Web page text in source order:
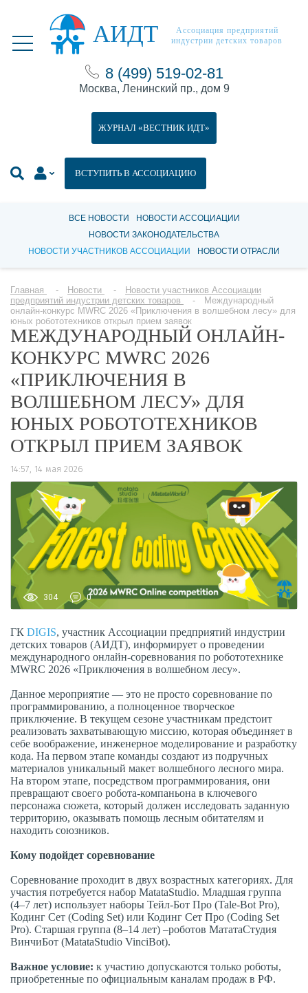
АИДТ
Ассоциация предприятий
индустрии детских товаров
8 (499) 519-02-81
Москва, Ленинский пр., дом 9
ВСТУПИТЬ В АССОЦИАЦИЮ
ЖУРНАЛ «ВЕСТНИК ИДТ»
ВСЕ НОВОСТИ
НОВОСТИ АССОЦИАЦИИ
НОВОСТИ ЗАКОНОДАТЕЛЬСТВА
НОВОСТИ УЧАСТНИКОВ АССОЦИАЦИИ
НОВОСТИ ОТРАСЛИ
Главная Новости
Новости участников Ассоциации
предприятий индустрии детских товаров
Международный
онлайн-конкурс MWRC 2026 «Приключения в волшебном лесу» для
юных робототехников открыл прием заявок
МЕЖДУНАРОДНЫЙ ОНЛАЙН-
КОНКУРС MWRC 2026
«ПРИКЛЮЧЕНИЯ В
ВОЛШЕБНОМ ЛЕСУ» ДЛЯ
ЮНЫХ РОБОТОТЕХНИКОВ
ОТКРЫЛ ПРИЕМ ЗАЯВОК
14:57, 14 мая 2026
304 0
ГК DIGIS, участник Ассоциации предприятий индустрии
детских товаров (АИДТ), информирует о проведении
международного онлайн-соревнования по робототехнике
MWRC 2026 «Приключения в волшебном лесу».
Данное мероприятие — это не просто соревнование по
программированию, а полноценное творческое
приключение. В текущем сезоне участникам предстоит
реализовать захватывающую миссию, которая объединяет в
себе воображение, инженерное моделирование и разработку
кода. На первом этапе команды создают из подручных
материалов уникальный макет волшебного лесного мира.
На втором этапе, посредством программирования, они
превращают своего робота-компаньона в ключевого
персонажа сюжета, который должен исследовать заданную
территорию, оказывать помощь лесным обитателям и
находить союзников.
Кому подойдет соревнование
Соревнование проходит в двух возрастных категориях. Для
участия потребуется набор MatataStudio. Младшая группа
(4–7 лет) использует наборы Тейл-Бот Про (Tale-Bot Pro),
Кодинг Сет (Coding Set) или Кодинг Сет Про (Coding Set
Pro). Старшая группа (8–14 лет) –роботов МататаСтудия
ВинчиБот (MatataStudio VinciBot).
Важное условие: к участию допускаются только роботы,
приобретенные по официальным каналам продаж в РФ.